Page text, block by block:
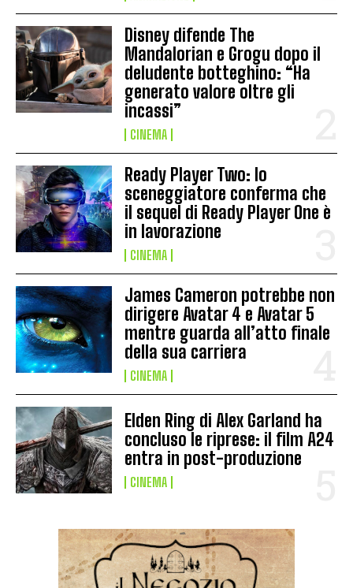
Disney difende The
Mandalorian e Grogu dopo il
deludente botteghino: “Ha
generato valore oltre gli
incassi”
CINEMA
Ready Player Two: lo
sceneggiatore conferma che
il sequel di Ready Player One è
in lavorazione
CINEMA
James Cameron potrebbe non
dirigere Avatar 4 e Avatar 5
mentre guarda all’atto finale
della sua carriera
CINEMA
Elden Ring di Alex Garland ha
concluso le riprese: il film A24
entra in post-produzione
CINEMA